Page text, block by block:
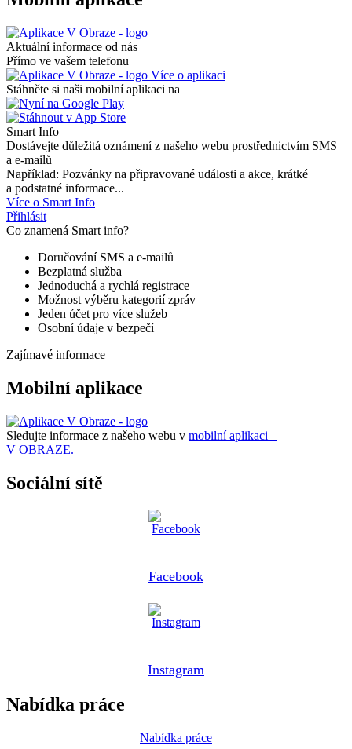
Aktuální informace od nás
Přímo ve vašem telefonu
Více o aplikaci
Stáhněte si naši mobilní aplikaci na
Smart Info
Dostávejte důležitá oznámení z našeho webu prostřednictvím SMS
a e-mailů
Například: Pozvánky na připravované události a akce, krátké
a podstatné informace...
Více o Smart Info
Přihlásit
Co znamená Smart info?
Doručování SMS a e-mailů
Bezplatná služba
Jednoduchá a rychlá registrace
Možnost výběru kategorií zpráv
Jeden účet pro více služeb
Osobní údaje v bezpečí
Zajímavé informace
Mobilní aplikace
Sledujte informace z našeho webu v mobilní aplikaci –
V OBRAZE.
Sociální sítě
Facebook
Instagram
Nabídka práce
Nabídka práce